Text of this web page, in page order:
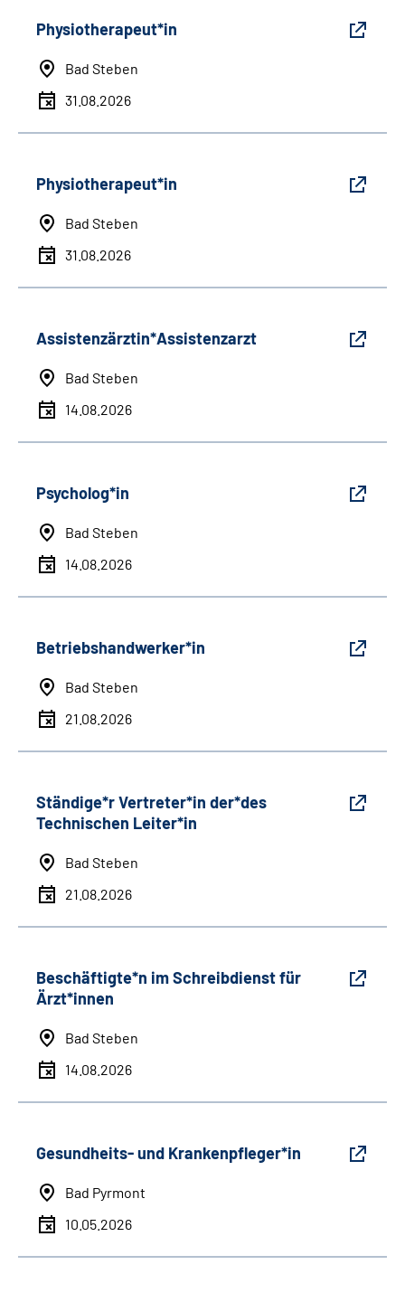
Physiotherapeut*in
Bad Steben
31.08.2026
Physiotherapeut*in
Bad Steben
31.08.2026
Assistenzärztin*Assistenzarzt
Bad Steben
14.08.2026
Psycholog*in
Bad Steben
14.08.2026
Betriebshandwerker*in
Bad Steben
21.08.2026
Ständige*r Vertreter*in der*des
Technischen Leiter*in
Bad Steben
21.08.2026
Beschäftigte*n im Schreibdienst für
Ärzt*innen
Bad Steben
14.08.2026
Gesundheits- und Krankenpfleger*in
Bad Pyrmont
10.05.2026